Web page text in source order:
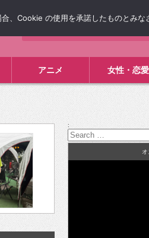
アニメ 女性・恋愛
:
、Cookie の使用を承諾したものとみな